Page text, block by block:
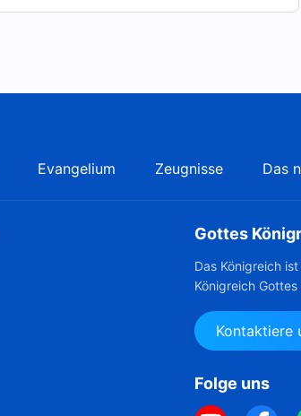
Evangelium Zeugnisse Das
Gottes
Das Königreich
Königreich
Kontaktiere
Folge uns